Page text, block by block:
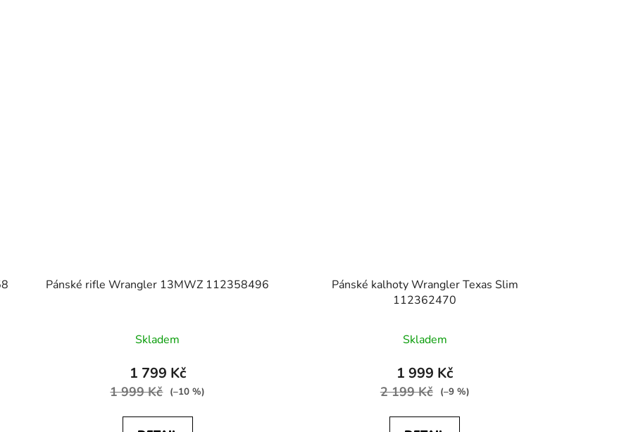
Pánské rifle Wrangler 13MWZ 112358496
Skladem
1 799 Kč
1 999 Kč (–10 %)
Pánské kalhoty Wrangler Texas Slim
112362470
Skladem
1 999 Kč
2 199 Kč (–9 %)